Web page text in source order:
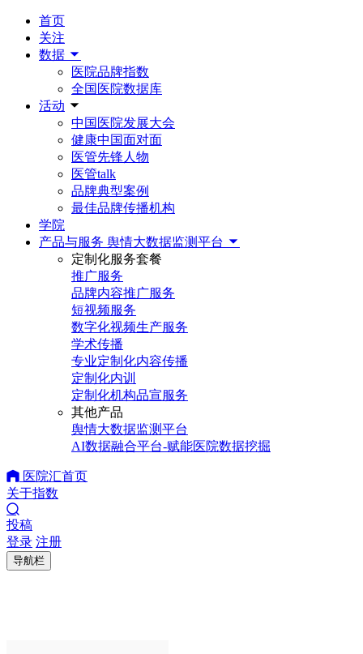
首页
关注
数据
医院品牌指数
全国医院数据库
活动
中国医院发展大会
健康中国面对面
医管先锋人物
医管talk
品牌典型案例
最佳品牌传播机构
学院
产品与服务 舆情大数据监测平台
定制化服务套餐
推广服务
品牌内容推广服务
短视频服务
数字化视频生产服务
学术传播
专业定制化内容传播
定制化内训
定制化机构品宣服务
其他产品
舆情大数据监测平台
AI数据融合平台-赋能医院数据挖掘
医院汇首页
关于指数
投稿
登录 注册
导航栏